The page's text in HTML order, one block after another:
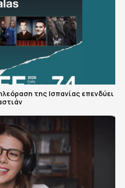
της Ισπανίας επενδύει